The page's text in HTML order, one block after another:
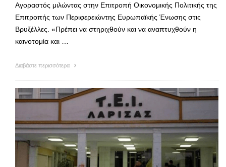
Αγοραστός μιλώντας στην Επιτροπή Οικονομικής Πολιτικής της
Επιτροπής των Περιφερειώντης Ευρωπαϊκής Ένωσης στις
Βρυξέλλες. «Πρέπει να στηριχθούν και να αναπτυχθούν η
καινοτομία και …
Διαβάστε περισσότερα